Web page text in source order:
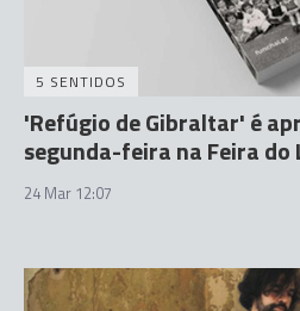
5 SENTIDOS
'Refúgio de Gibraltar' é
segunda-feira na Feira do
24 Mar 12:07